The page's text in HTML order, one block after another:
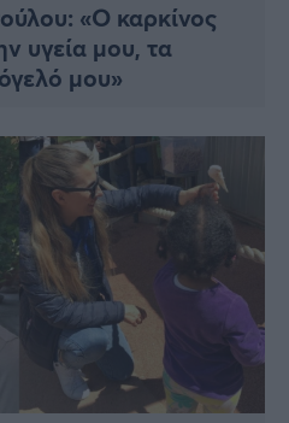
«Ο καρκίνος
υγεία μου, τα
μου»